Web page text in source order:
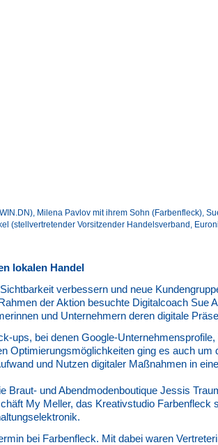
Milena Pavlov mit ihrem Sohn (Farbenfleck),
(stellvertretender Vorsitzender Handelsverband,
lokalen Handel
verbessern und neue
der Aktion besuchte Digitalcoach Sue
und Unternehmern deren digitale
ups, bei denen Google-
Optimierungsmöglichkeiten ging es auch um
und Nutzen digitaler Maßnahmen in
Braut- und Abendmodenboutique Jessis
My Meller, das Kreativstudio Farbenfleck
bei Farbenfleck. Mit dabei waren